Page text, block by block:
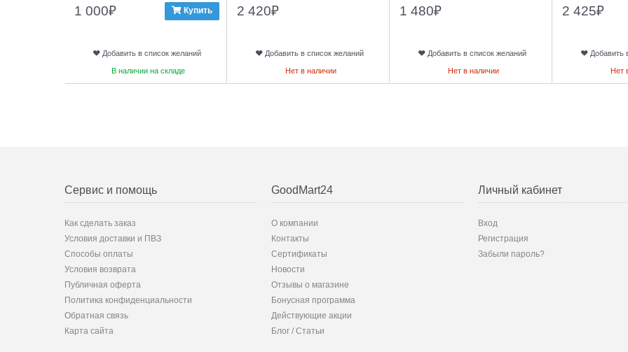
1 000₽ Купить
Добавить в список желаний
В наличии на складе
2 420₽
Добавить в список желаний
Нет в наличии
1 480₽
Добавить в список желаний
Нет в наличии
2 425₽
Добавить
Нет
Сервис и помощь
Как сделать заказ
Условия доставки и ПВЗ
Способы оплаты
Условия возврата
Публичная оферта
Политика конфиденциальности
Обратная связь
Карта сайта
GoodMart24
О компании
Контакты
Сертификаты
Новости
Отзывы о магазине
Бонусная программа
Действующие акции
Блог / Статьи
Личный кабинет
Вход
Регистрация
Забыли пароль?